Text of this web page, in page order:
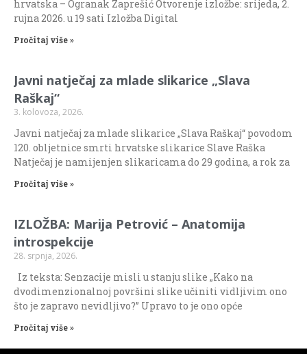
hrvatska – Ogranak Zaprešić Otvorenje izložbe: srijeda, 2.
rujna 2026. u 19 sati Izložba Digital
Pročitaj više »
Javni natječaj za mlade slikarice „Slava
Raškaj“
3. kolovoza, 2026.
Javni natječaj za mlade slikarice „Slava Raškaj“ povodom
120. obljetnice smrti hrvatske slikarice Slave Raška
Natječaj je namijenjen slikaricama do 29 godina, a rok za
Pročitaj više »
IZLOŽBA: Marija Petrović – Anatomija
introspekcije
28. srpnja, 2026.
Iz teksta: Senzacije misli u stanju slike „Kako na
dvodimenzionalnoj površini slike učiniti vidljivim ono
što je zapravo nevidljivo?” Upravo to je ono opće
Pročitaj više »